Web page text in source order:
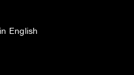
English